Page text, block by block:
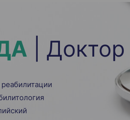
Доктор